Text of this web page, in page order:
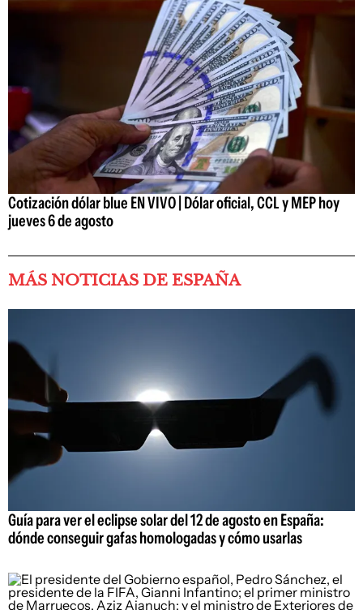
Cotización dólar blue EN VIVO | Dólar oficial, CCL y MEP hoy
jueves 6 de agosto
MÁS NOTICIAS DE ESPAÑA
Guía para ver el eclipse solar del 12 de agosto en España:
dónde conseguir gafas homologadas y cómo usarlas